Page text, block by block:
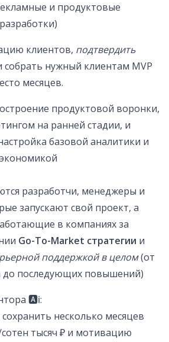
и продуктовые
клиентов, подтвердить
собрать нужный клиентам MVP
месяцев.
продуктовой воронки,
на ранней стадии, и
базовой аналитики и
разработчи, менеджеры и
запускают свой проект, а
в компаниях за
Go-To-Market стратегии и
поддержкой в целом(от
до последующих повышений)
🅰️ℹ️:
несколько месяцев
тысяч ₽ и мотивацию